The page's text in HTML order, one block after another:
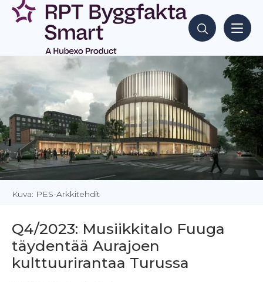
Siirry
sisältöön
Hae sisältöjä
Kuva: PES-Arkkitehdit
Q4/2023: Musiikkitalo Fuuga
täydentää Aurajoen
kulttuurirantaa Turussa